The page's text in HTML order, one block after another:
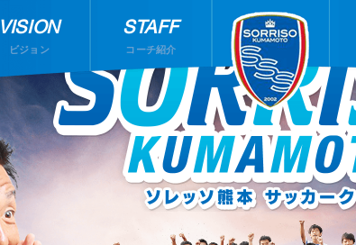
VISION
ビジョン
STAFF
コーチ紹介